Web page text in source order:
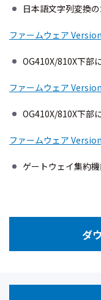
日本語文字列変換
ファームウェア
OG410X/810X下部
ファームウェア
OG410X/810X下部
ファームウェア
ゲートウェイ集約
ダ